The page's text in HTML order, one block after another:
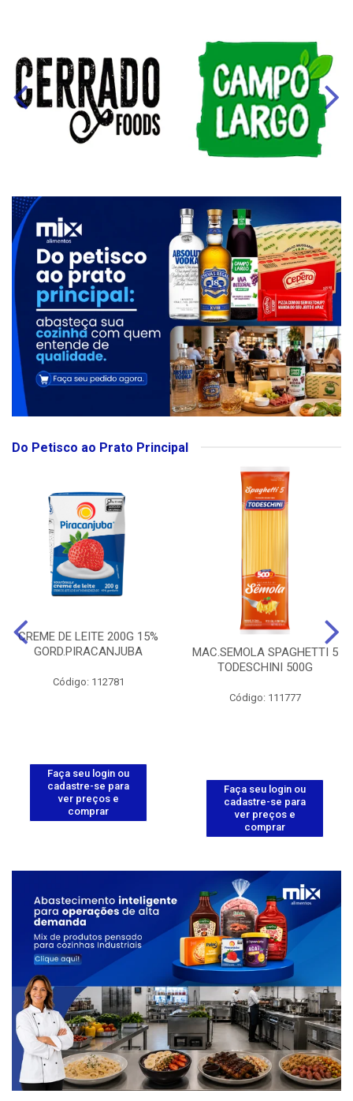
Do Petisco ao Prato Principal
CREME DE LEITE 200G 15%
GORD.PIRACANJUBA
Código: 112781
Faça seu login ou
cadastre-se para
ver preços e
comprar
MAC.SEMOLA SPAGHETTI 5
TODESCHINI 500G
Código: 111777
Faça seu login ou
cadastre-se para
ver preços e
comprar